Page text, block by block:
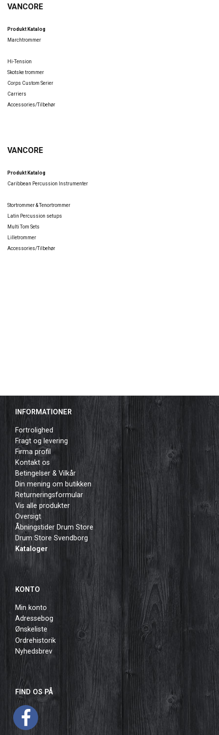
VANCORE
Produkt Katalog
Marchtrommer
Hi-Tension
Skotske trommer
Corps Custom Serier
Carriers
Accessories/Tilbehør
VANCORE
Produkt Katalog
Caribbean Percussion Instrumenter
Stortrommer & Tenortrommer
Latin Percussion setups
Multi Tom Sets
Lilletrommer
Accessories/Tilbehør
INFORMATIONER
Fortrolighed
Fragt og levering
Firma profil
Kontakt os
Betingelser & Vilkår
Din mening om butikken
Returneringsformular
Vis alle produkter
Oversigt
Åbningstider Drum Store
Drum Store Svendborg
Kataloger
KONTO
Min konto
Adressebog
Ønskeliste
Ordrehistorik
Nyhedsbrev
FIND OS PÅ